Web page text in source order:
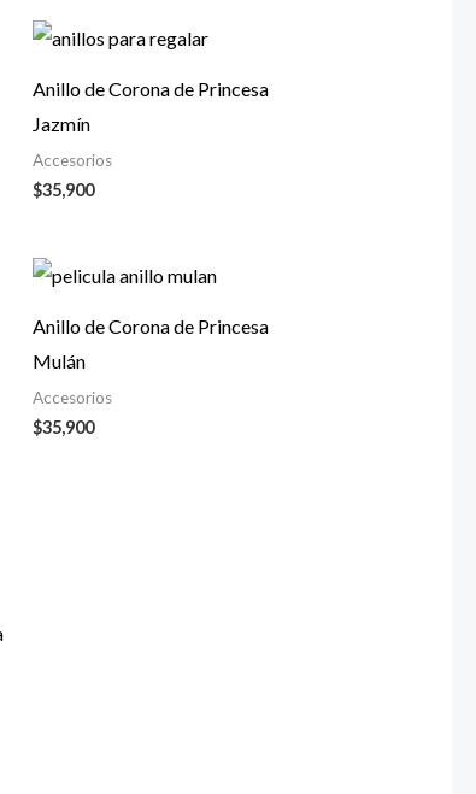
Anillo de Corona de Princesa
Jazmín
Accesorios
$35,900
Anillo de Corona de Princesa
Mulán
Accesorios
$35,900